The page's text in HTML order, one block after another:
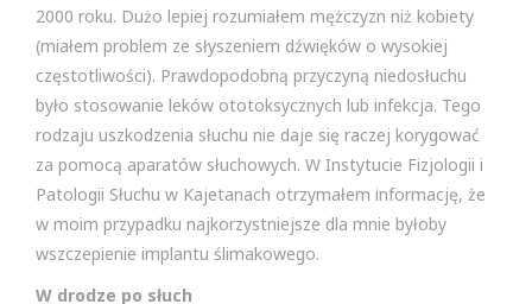
2000 roku. Dużo lepiej rozumiałem mężczyzn niż kobiety
(miałem problem ze słyszeniem dźwięków o wysokiej
częstotliwości). Prawdopodobną przyczyną niedosłuchu
było stosowanie leków ototoksycznych lub infekcja. Tego
rodzaju uszkodzenia słuchu nie daje się raczej korygować
za pomocą aparatów słuchowych. W Instytucie Fizjologii i
Patologii Słuchu w Kajetanach otrzymałem informację, że
w moim przypadku najkorzystniejsze dla mnie byłoby
wszczepienie implantu ślimakowego.
W drodze po słuch